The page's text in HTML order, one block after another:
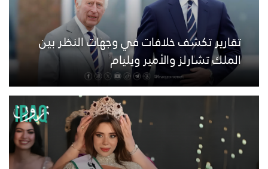
تقارير تكشف خلافات في وجهات النظر بين
الملك تشارلز والأمير ويليام